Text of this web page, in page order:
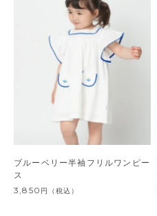
ブルーベリー半袖フリルワンピー
ス
3,850 円 （税込）